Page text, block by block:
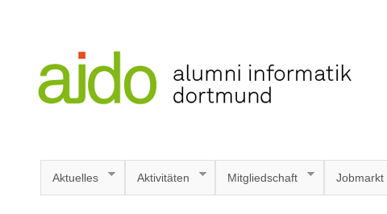
Aktuelles Aktivitäten Mitgliedschaft Jobmarkt